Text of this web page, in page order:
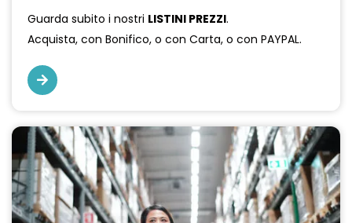
Guarda subito i nostri LISTINI PREZZI.
Acquista, con Bonifico, o con Carta, o con PAYPAL.